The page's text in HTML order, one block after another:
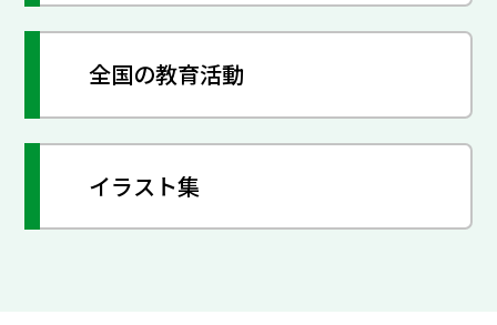
全国の教育活動
イラスト集